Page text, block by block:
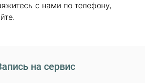
с нами по телефону,
на сервис